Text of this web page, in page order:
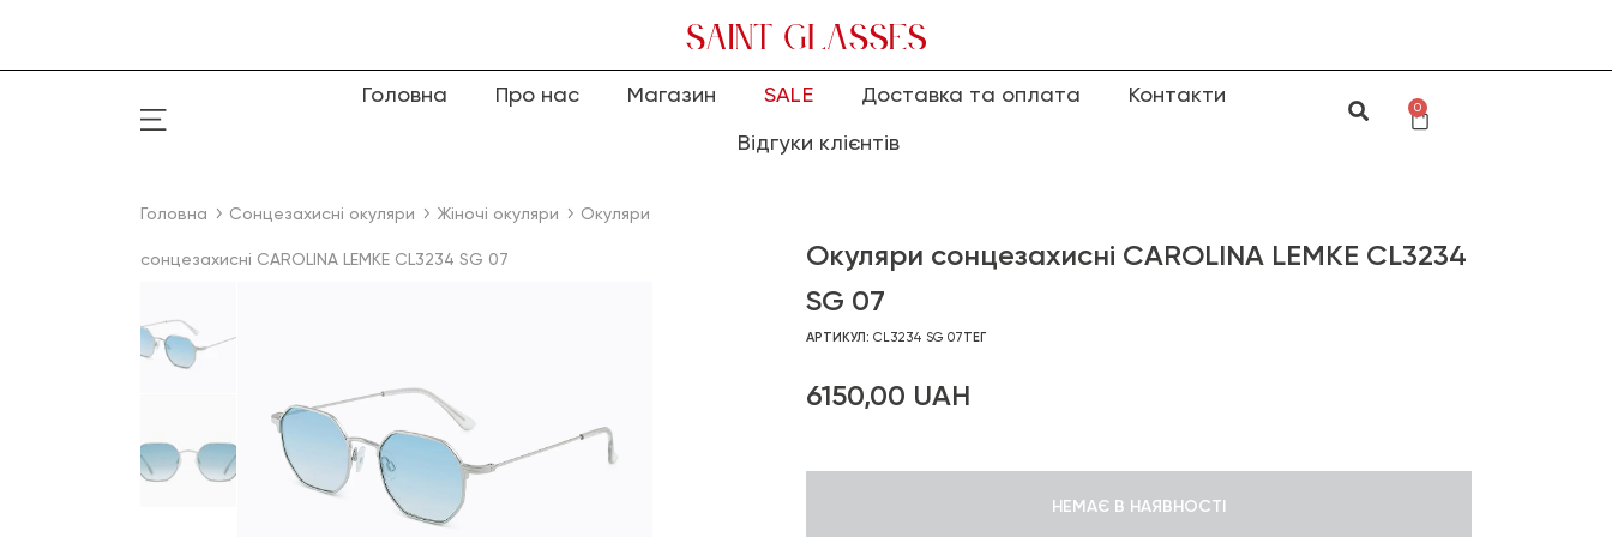
Головна Про нас Магазин SALE Доставка та оплата
Контакти
Відгуки клієнтів
0
Головна Сонцезахисні окуляри Жіночі окуляри Окуляри
сонцезахисні CAROLINA LEMKE CL3234 SG 07
Окуляри сонцезахисні CAROLINA LEMKE CL3234
SG 07
АРТИКУЛ: CL3234 SG 07ТЕГ
6150,00 UAH
НЕМАЄ В НАЯВНОСТІ